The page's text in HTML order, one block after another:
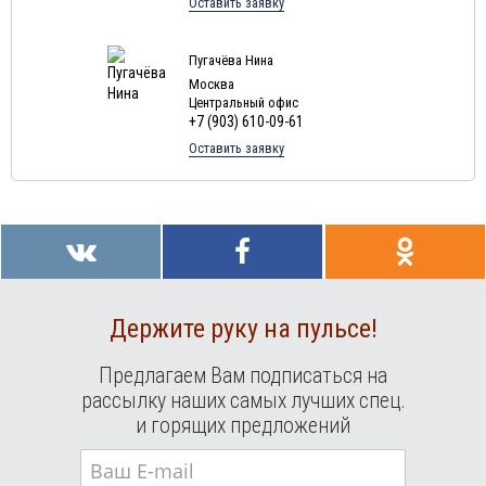
Туры в Мальдивы в августе
Туры в Маврикий в августе
Пугачёва Нина
Москва
Центральный офис
+7 (903) 610-09-61
Оставить заявку
Держите руку на пульсе!
Предлагаем Вам подписаться на
рассылку наших самых лучших спец.
и горящих предложений